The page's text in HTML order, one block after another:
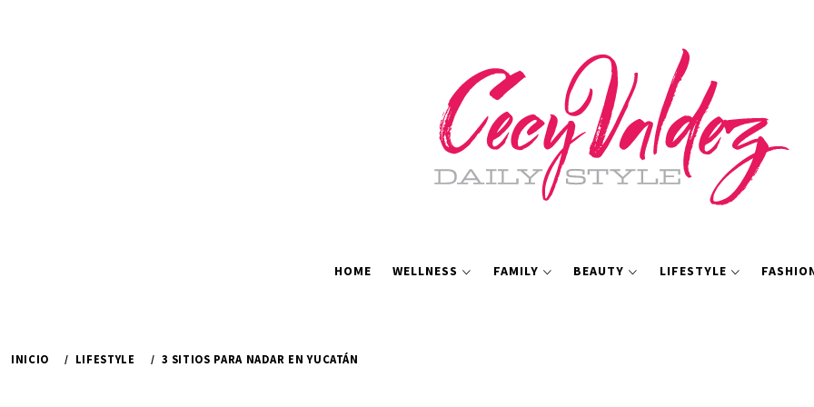
HOME WELLNESS FAMILY BEAUTY LIFESTYLE
INICIO LIFESTYLE 3 SITIOS PARA NADAR EN YUCATÁN